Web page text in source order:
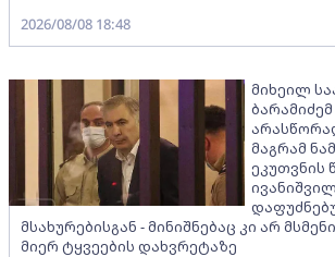
2026/08/08 18:48
მიხეილ
მაგრამ
ეკუთვნის
მსახურებისგან - მინიშნებაც კი არ
მიერ ტყვეების დახვრეტაზე